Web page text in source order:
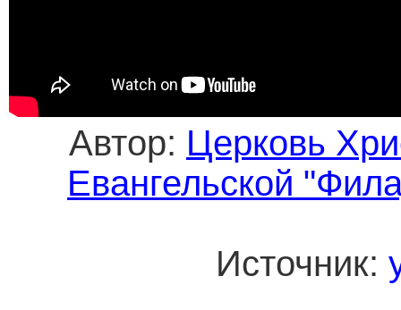
Автор: Церковь
Евангельской
Источник: